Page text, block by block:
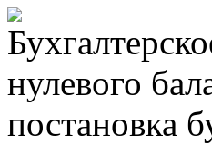
нулевого
постановка